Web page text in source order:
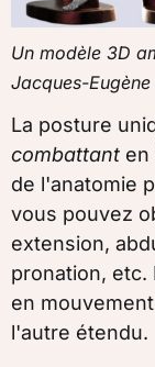
Un modèle 3D
Jacques-
La posture
combattant en
de l'anatomie
vous pouvez
extension,
pronation, etc.
en
l'autre étendu.